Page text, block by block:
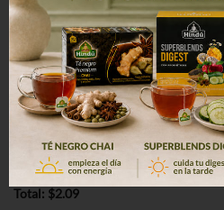
HOME PROVISIONES GRANOS
ROMANAS A/S
GOYA
29 OZ
$2.09
Total: $2.09